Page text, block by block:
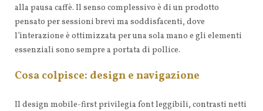
alla pausa caffè. Il senso complessivo è di un prodotto
pensato per sessioni brevi ma soddisfacenti, dove
l’interazione è ottimizzata per una sola mano e gli elementi
essenziali sono sempre a portata di pollice.
Cosa colpisce: design e navigazione
Il design mobile-first privilegia font leggibili, contrasti netti